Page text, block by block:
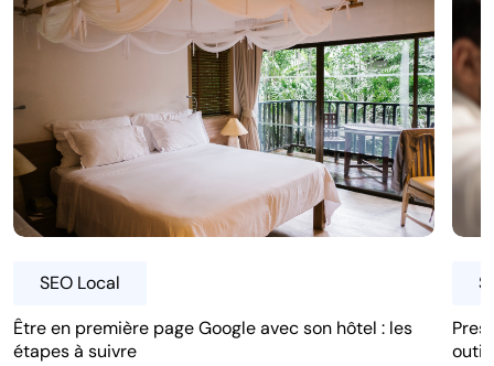
SEO Local
Être en première page Google avec son hôtel : les
étapes à suivre